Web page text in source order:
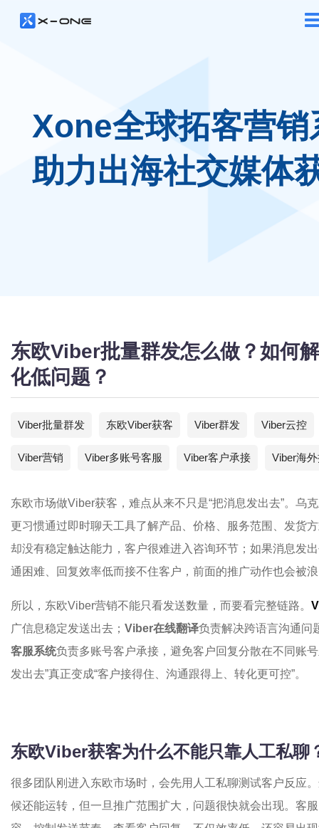
Xone全球拓客营销
助力出海社交媒体
东欧Viber批量群发怎么做？如何
化低问题？
Viber批量群发 东欧Viber获客 Viber群发 Viber云控
Viber营销 Viber多账号客服 Viber客户承接 Viber海
东欧市场做Viber获客，难点从来不只是“把消息发出去”。乌
更习惯通过即时聊天工具了解产品、价格、服务范围、发货
却没有稳定触达能力，客户很难进入咨询环节；如果消息发
通困难、回复效率低而接不住客户，前面的推广动作也会被
所以，东欧Viber营销不能只看发送数量，而要看完整链路。
广信息稳定发送出去； Viber在线翻译负责解决跨语言沟通问
客服系统负责多账号客户承接，避免客户回复分散在不同账
发出去”真正变成“客户接得住、沟通跟得上、转化更可控”。
东欧Viber获客为什么不能只靠人工私聊
很多团队刚进入东欧市场时，会先用人工私聊测试客户反应
候还能运转，但一旦推广范围扩大，问题很快就会出现。客